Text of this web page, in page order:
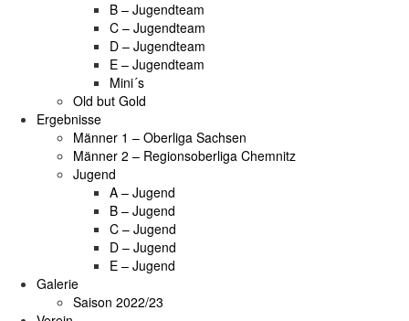
B – Jugendteam
C – Jugendteam
D – Jugendteam
E – Jugendteam
Mini´s
Old but Gold
Ergebnisse
Männer 1 – Oberliga Sachsen
Männer 2 – Regionsoberliga Chemnitz
Jugend
A – Jugend
B – Jugend
C – Jugend
D – Jugend
E – Jugend
Galerie
Saison 2022/23